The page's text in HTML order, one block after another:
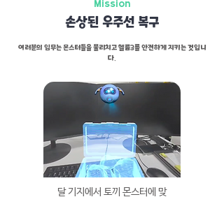
Mission
손상된 우주선 복구
여러분의 임무는 몬스터들을 물리치고 헬륨3를 안전하게 지키는 것입니
다.
달 기지에서 토끼 몬스터에 맞